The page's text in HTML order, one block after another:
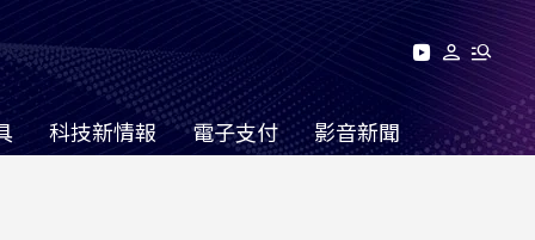
科技新情報 電子支付 影音新聞